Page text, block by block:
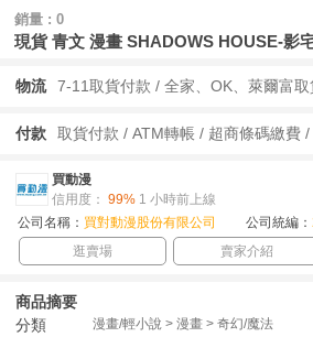
銷量 : 0
現貨 青文 漫畫 SHADOWS HOUSE-影
物流
付款 取貨付款 / ATM轉帳 / 超商條碼繳費
買動漫
信用度： 99% 1 小時前上線
公司名稱： 買對動漫股份有限公司 公司統編：
逛賣場
賣家介紹
商品摘要
分類
漫畫/輕小說 > 漫畫 > 奇幻/魔法